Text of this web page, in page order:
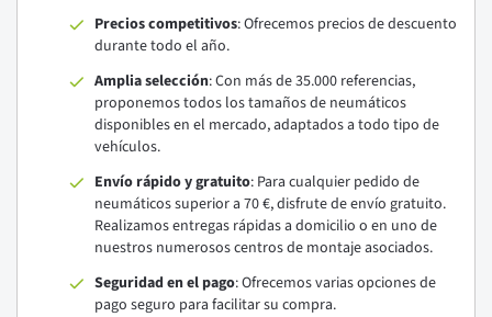
Precios competitivos: Ofrecemos precios de descuento
durante todo el año.
Amplia selección: Con más de 35.000 referencias,
proponemos todos los tamaños de neumáticos
disponibles en el mercado, adaptados a todo tipo de
vehículos.
Envío rápido y gratuito: Para cualquier pedido de
neumáticos superior a 70 €, disfrute de envío gratuito.
Realizamos entregas rápidas a domicilio o en uno de
nuestros numerosos centros de montaje asociados.
Seguridad en el pago: Ofrecemos varias opciones de
pago seguro para facilitar su compra.